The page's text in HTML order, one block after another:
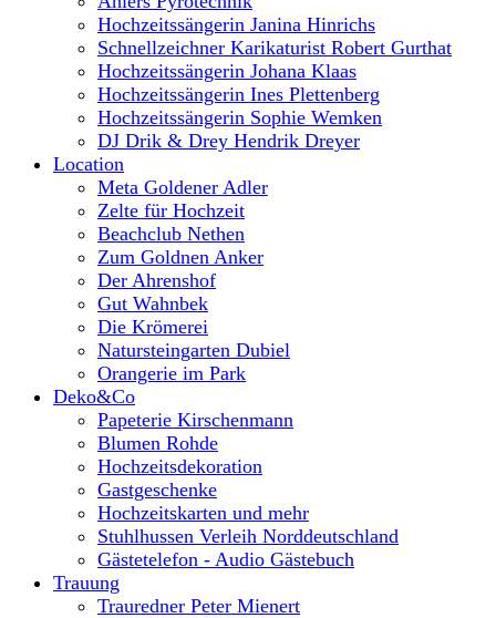
Hochzeitssängerin Janina Hinrichs
Schnellzeichner Karikaturist Robert Gurthat
Hochzeitssängerin Johana Klaas
Hochzeitssängerin Ines Plettenberg
Hochzeitssängerin Sophie Wemken
DJ Drik & Drey Hendrik Dreyer
Location
Meta Goldener Adler
Zelte für Hochzeit
Beachclub Nethen
Zum Goldnen Anker
Der Ahrenshof
Gut Wahnbek
Die Krömerei
Natursteingarten Dubiel
Orangerie im Park
Deko&Co
Papeterie Kirschenmann
Blumen Rohde
Hochzeitsdekoration
Gastgeschenke
Hochzeitskarten und mehr
Stuhlhussen Verleih Norddeutschland
Gästetelefon - Audio Gästebuch
Trauung
Trauredner Peter Mienert